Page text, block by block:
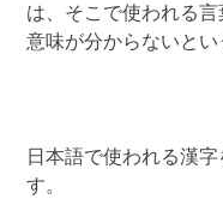
は、そこで使われる言
意味が分からないとい
日本語で使われる漢
す。